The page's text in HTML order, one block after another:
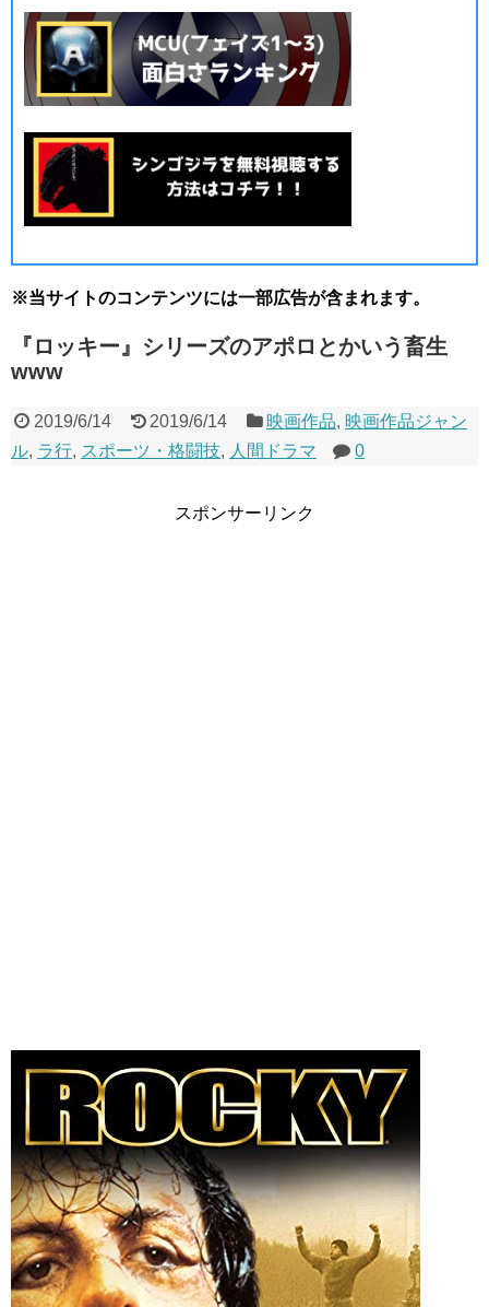
※当サイトのコンテンツには一部広告が含まれます。
『ロッキー』シリーズのアポロとかいう畜生
www
2019/6/14 2019/6/14 映画作品, 映画作品ジャン
ル, ラ行, スポーツ・格闘技, 人間ドラマ 0
スポンサーリンク